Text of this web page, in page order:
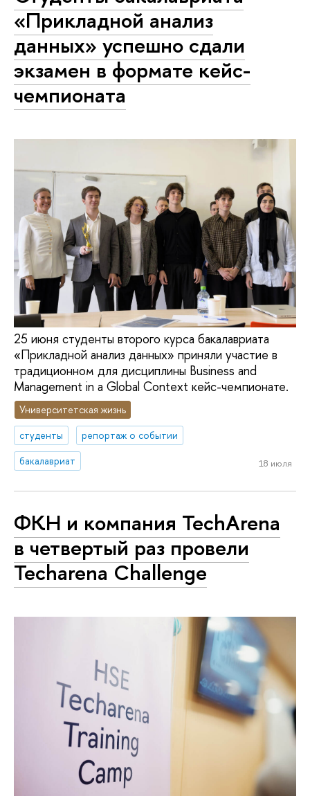
«Прикладной анализ
данных» успешно сдали
экзамен в формате кейс-
чемпионата
25 июня студенты второго курса бакалавриата
«Прикладной анализ данных» приняли участие в
традиционном для дисциплины Business and
Management in a Global Context кейс-чемпионате.
Университетская жизнь
студенты
репортаж о событии
бакалавриат
18 июля
ФКН и компания TechArena
в четвертый раз провели
Techarena Challenge